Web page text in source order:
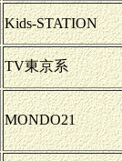
Kids-STATION
TV東京系
MONDO21